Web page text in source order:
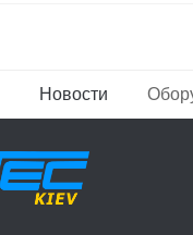
Новости